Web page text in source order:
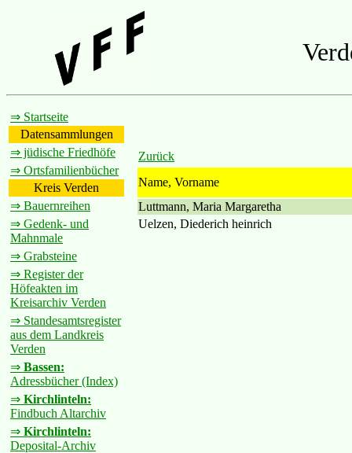
⇒ Startseite
Datensammlungen
⇒ jüdische Friedhöfe
⇒ Ortsfamilienbücher
Kreis Verden
⇒ Bauernreihen
⇒ Gedenk- und
Mahnmale
⇒ Grabsteine
⇒ Register der
Höfeakten im
Kreisarchiv Verden
⇒ Standesamtsregister
aus dem Landkreis
Verden
⇒ Bassen:
Adressbücher (Index)
⇒ Kirchlinteln:
Findbuch Altarchiv
⇒ Kirchlinteln:
Deposital-Archiv
Zurück
Name, Vorname
Luttmann, Maria Margaretha
Uelzen, Diederich heinrich